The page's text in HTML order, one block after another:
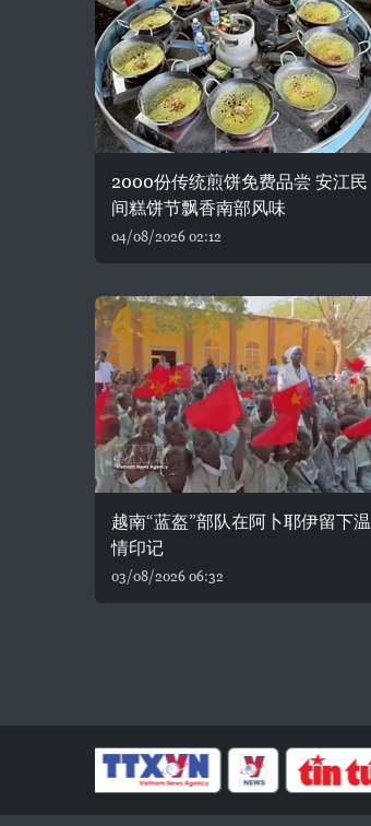
2000份传统煎饼免费品尝 安江民
间糕饼节飘香南部风味
04/08/2026 02:12
越南“蓝盔”部队在阿卜耶伊留下温
情印记
03/08/2026 06:32